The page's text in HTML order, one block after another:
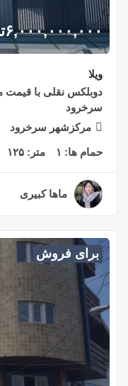
۶,۰۰۰,۰۰۰,۰۰۰
ویلا
دوبلکس نقلی با
سرخرود
مرکزشهر سرخرود
حمام ها: ۱ متر: ۱۲۵
ماها کبیری
برای فروش